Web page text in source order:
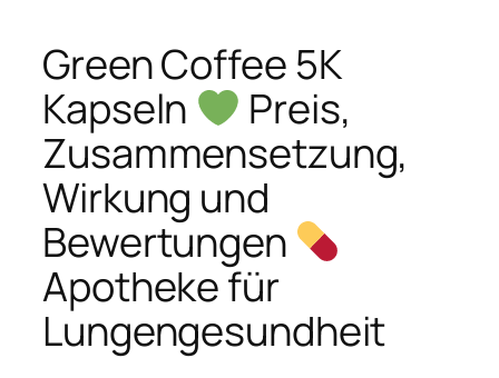
Green Coffee 5K
Kapseln
Preis,
Zusammensetzung,
Wirkung und
Bewertungen
Apotheke für
Lungengesundheit